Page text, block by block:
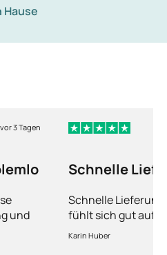
vor 3 Tagen
und
Schnelle
Schnelle Lieferung
fühlt sich gut
Fragen kann man
Karin Huber